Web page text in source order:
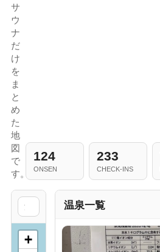
サ
ウ
ナ
だ
け
を
ま
と
め
た
地
図
で
す。
124
ONSEN
233
CHECK-INS
+
温泉一覧